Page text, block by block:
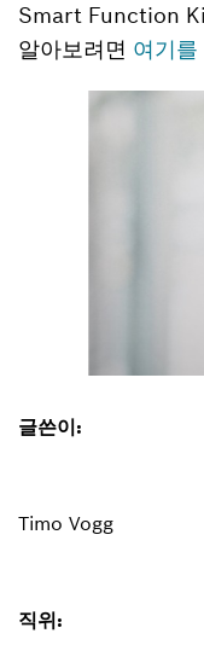
Smart Function
알아보려면 여기를
글쓴이:
Timo Vogg
직위: